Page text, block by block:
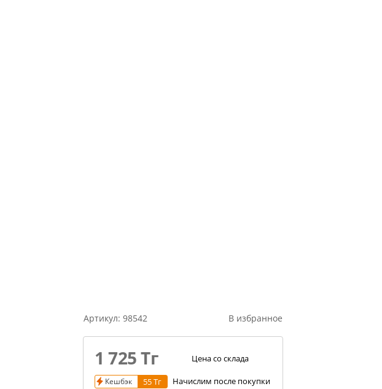
В избранное
Артикул: 98542
1 725Тг Цена со склада
Кешбэк 55 Тг Начислим после покупки